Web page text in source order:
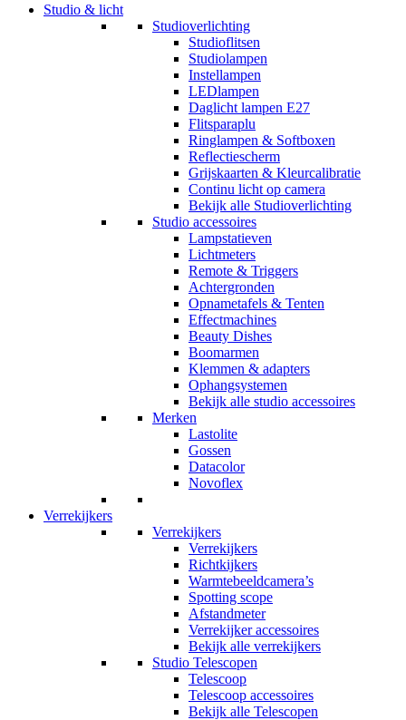
Studio & licht
Studioverlichting
Studioflitsen
Studiolampen
Instellampen
LEDlampen
Daglicht lampen E27
Flitsparaplu
Ringlampen & Softboxen
Reflectiescherm
Grijskaarten & Kleurcalibratie
Continu licht op camera
Bekijk alle Studioverlichting
Studio accessoires
Lampstatieven
Lichtmeters
Remote & Triggers
Achtergronden
Opnametafels & Tenten
Effectmachines
Beauty Dishes
Boomarmen
Klemmen & adapters
Ophangsystemen
Bekijk alle studio accessoires
Merken
Lastolite
Gossen
Datacolor
Novoflex
Verrekijkers
Verrekijkers
Verrekijkers
Richtkijkers
Warmtebeeldcamera’s
Spotting scope
Afstandmeter
Verrekijker accessoires
Bekijk alle verrekijkers
Studio Telescopen
Telescoop
Telescoop accessoires
Bekijk alle Telescopen